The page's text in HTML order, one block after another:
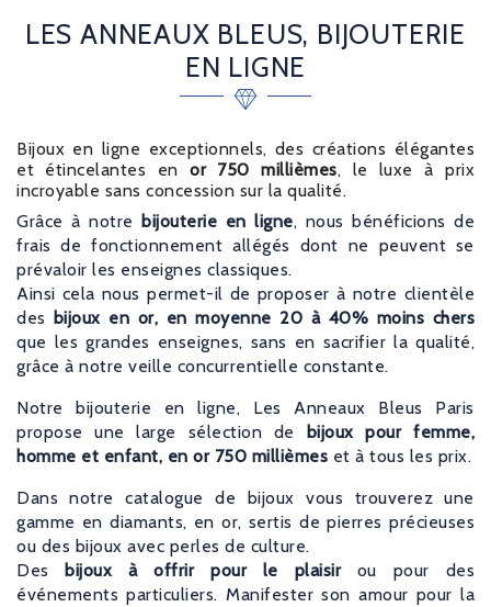
LES ANNEAUX BLEUS, BIJOUTERIE
EN LIGNE
Bijoux en ligne exceptionnels, des créations élégantes
et étincelantes en or 750 millièmes, le luxe à prix
incroyable sans concession sur la qualité.
Grâce à notre bijouterie en ligne, nous bénéficions de
frais de fonctionnement allégés dont ne peuvent se
prévaloir les enseignes classiques.
Ainsi cela nous permet-il de proposer à notre clientèle
des bijoux en or, en moyenne 20 à 40% moins chers
que les grandes enseignes, sans en sacrifier la qualité,
grâce à notre veille concurrentielle constante.
Notre bijouterie en ligne, Les Anneaux Bleus Paris
propose une large sélection de
bijoux pour femme,
homme et enfant, en or 750 millièmes et à tous les prix.
Dans notre catalogue de bijoux vous trouverez une
gamme en diamants, en or, sertis de pierres précieuses
ou des bijoux avec perles de culture.
Des bijoux à offrir pour le plaisirou pour des
événements particuliers. Manifester son amour pour la